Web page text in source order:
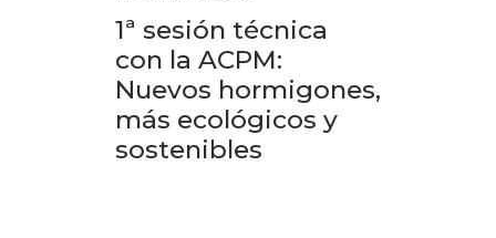
1ª sesión técnica
con la ACPM:
Nuevos hormigones,
más ecológicos y
sostenibles